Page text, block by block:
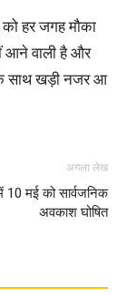
हर जगह मौका
आने वाली है और
साथ खड़ी नजर आ
अगला लेख
10 मई को सार्वजनिक
अवकाश घोषित